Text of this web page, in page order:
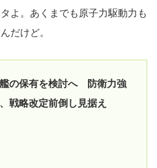
よ。あくまでも原子力駆動力も
だけど。
の保有を検討へ 防衛力強
戦略改定前倒し見据え